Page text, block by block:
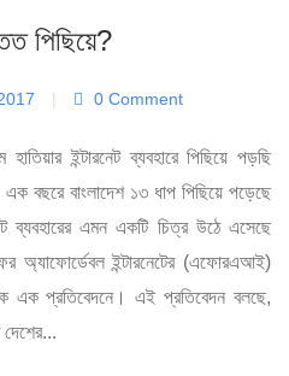
পিছিয়ে?
| 0 Comment
হাতিয়ার ইন্টারনেট ব্যবহারে পিছিয়ে পড়ছি
বছরে বাংলাদেশ ১৩ ধাপ পিছিয়ে পড়েছে
ব্যবহারের এমন একটি চিত্র উঠে এসেছে
ফর অ্যাফোর্ডেবল ইন্টারনেটের (এফোরএআই)
এক প্রতিবেদনে। এই প্রতিবেদন বলছে,